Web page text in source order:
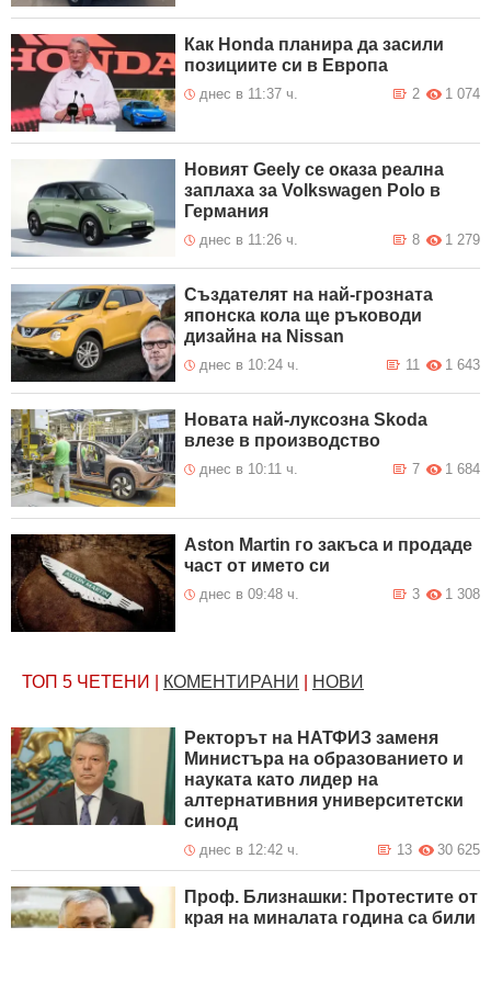
Как Honda планира да засили
позициите си в Европа
днес в 11:37 ч. 1 074
2
Новият Geely се оказа реална
заплаха за Volkswagen Polo в
Германия
днес в 11:26 ч. 1 279
8
Създателят на най-грозната
японска кола ще ръководи
дизайна на Nissan
днес в 10:24 ч. 1 643
11
Новата най-луксозна Skoda
влезе в производство
днес в 10:11 ч. 1 684
7
Aston Martin го закъса и продаде
част от името си
днес в 09:48 ч. 1 308
3
ТОП 5 ЧЕТЕНИ КОМЕНТИРАНИ НОВИ
Ректорът на НАТФИЗ заменя
Министъра на образованието и
науката като лидер на
алтернативния университетски
синод
днес в 12:42 ч. 30 625
13
Проф. Близнашки: Протестите от
края на миналата година са били